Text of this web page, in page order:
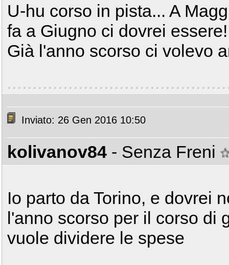
U-hu corso in pista... A
fa a Giugno ci dovrei essere!
Già l'anno scorso ci volevo
Inviato: 26 Gen 2016 10:50
kolivanov84 - Senza Freni
Io parto da Torino, e dovrei
l'anno scorso per il corso di
vuole dividere le spese